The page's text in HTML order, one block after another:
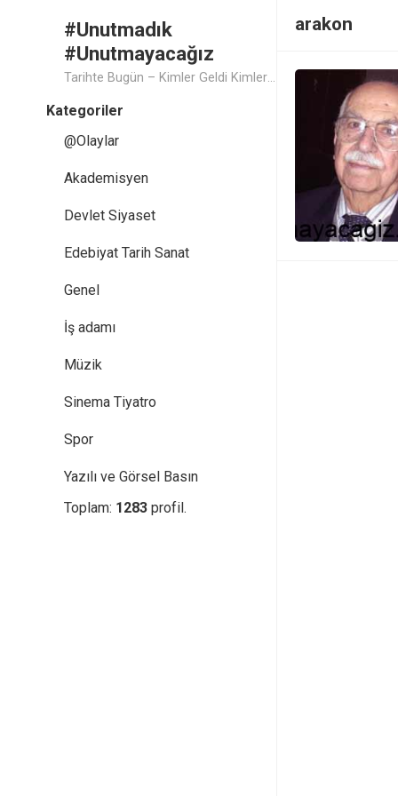
#Unutmadık
#Unutmayacağız
Tarihte Bugün – Kimler Geldi Kimler Geçti..
Kategoriler
@Olaylar
Akademisyen
Devlet Siyaset
Edebiyat Tarih Sanat
Genel
İş adamı
Müzik
Sinema Tiyatro
Spor
Yazılı ve Görsel Basın
Toplam: 1283 profil.
arakon